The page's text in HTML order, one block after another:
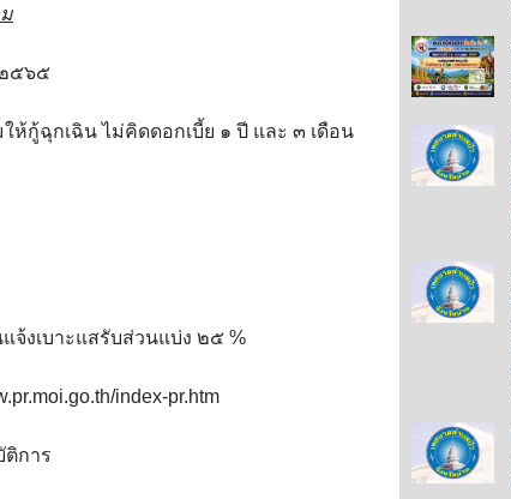
๕๖๕
กู้ฉุกเฉิน ไม่คิดดอกเบี้ย ๑ ปี และ ๓ เดือน
จ้งเบาะแสรับส่วนแบ่ง ๒๕ %
index-pr.htm
ติการ